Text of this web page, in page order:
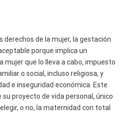
derechos de la mujer, la gestación
porque implica un
mujer que lo lleva a cabo, impuesto
o social, incluso religiosa, y
e inseguridad económica. Este
proyecto de vida personal, único
o no, la maternidad con total